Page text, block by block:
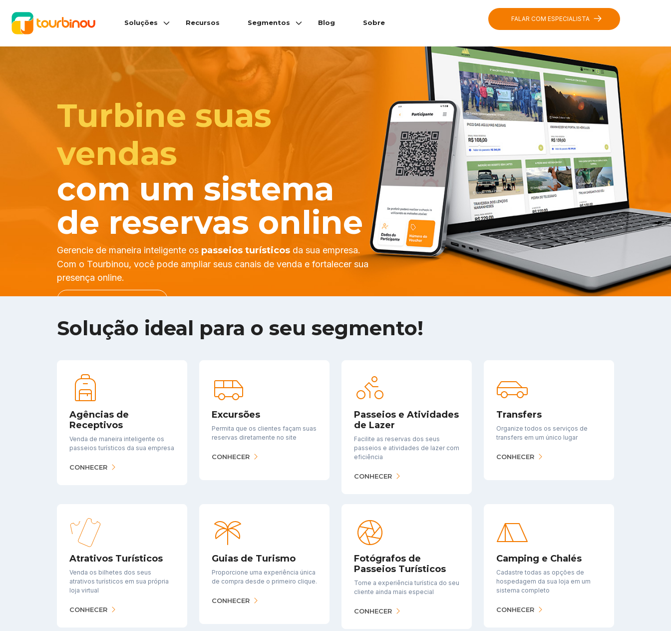
FALAR COM ESPECIALISTA
Soluções Recursos Segmentos Blog Sobre
Turbine suas
vendas
com um sistema
de reservas online
Gerencie de maneira inteligente os passeios turísticos da sua empresa.
Com o Tourbinou, você pode ampliar seus canais de venda e fortalecer sua
presença online.
Solução ideal para o seu segmento!
Agências de
Receptivos
Venda de maneira inteligente os
passeios turísticos da sua empresa
CONHECER
Excursões
Permita que os clientes façam suas
reservas diretamente no site
CONHECER
Passeios e Atividades
de Lazer
Facilite as reservas dos seus
passeios e atividades de lazer com
eficiência
CONHECER
Transfers
Organize todos os serviços de
transfers em um único lugar
CONHECER
Atrativos Turísticos
Venda os bilhetes dos seus
atrativos turísticos em sua própria
loja virtual
CONHECER
Guias de Turismo
Proporcione uma experiência única
de compra desde o primeiro clique.
CONHECER
Fotógrafos de
Passeios Turísticos
Torne a experiência turística do seu
cliente ainda mais especial
CONHECER
Camping e Chalés
Cadastre todas as opções de
hospedagem da sua loja em um
sistema completo
CONHECER